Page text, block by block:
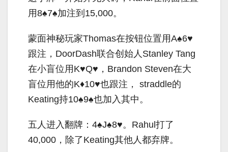
用8♠7♠加注到15,000。
蒙面神秘玩家Thomas在按钮位置用A♠6♥
跟注，DoorDash联合创始人Stanley Tang
在小盲位用K♥Q♥，Brandon Steven在大
盲位用他的K♦10♥也跟注， straddle的
Keating持10♠9♠也加入其中。
五人进入翻牌：4♠J♠8♥。Rahul打了
40,000，除了Keating其他人都弃牌。